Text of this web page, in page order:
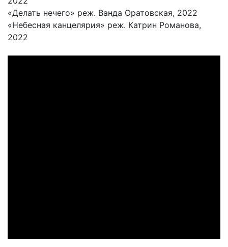
«Делать нечего» реж. Ванда Оратовская, 2022
«Небесная канцелярия» реж. Катрин Романова,
2022